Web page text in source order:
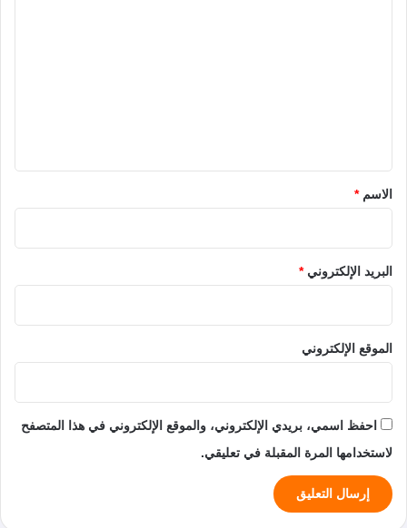
*الاسم*
البريد الإلكتروني*
الموقع الإلكتروني
احفظ اسمي، بريدي الإلكتروني، والموقع الإلكتروني في هذا المتصفح
لاستخدامها المرة المقبلة في تعليقي.